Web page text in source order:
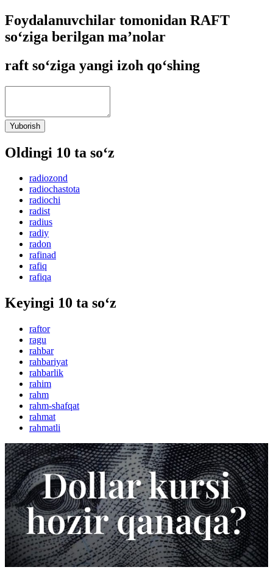
Foydalanuvchilar tomonidan RAFT
so‘ziga berilgan ma’nolar
raft so‘ziga yangi izoh qo‘shing
Yuborish
Oldingi 10 ta so‘z
radiozond
radiochastota
radiochi
radist
radius
radiy
radon
rafinad
rafiq
rafiqa
Keyingi 10 ta so‘z
raftor
ragu
rahbar
rahbariyat
rahbarlik
rahim
rahm
rahm-shafqat
rahmat
rahmatli